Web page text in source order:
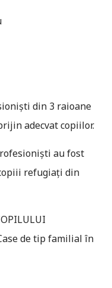
din 3 raioane
adecvat copiilor.
au fost
refugiați din
de tip familial în